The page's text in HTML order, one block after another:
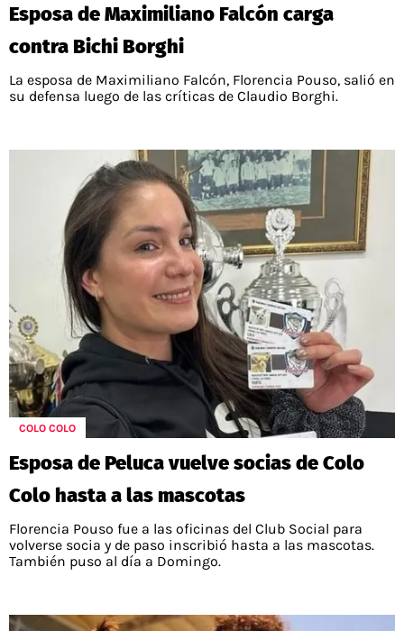
Esposa de Maximiliano Falcón carga
contra Bichi Borghi
La esposa de Maximiliano Falcón, Florencia Pouso, salió en
su defensa luego de las críticas de Claudio Borghi.
COLO COLO
Esposa de Peluca vuelve socias de Colo
Colo hasta a las mascotas
Florencia Pouso fue a las oficinas del Club Social para
volverse socia y de paso inscribió hasta a las mascotas.
También puso al día a Domingo.